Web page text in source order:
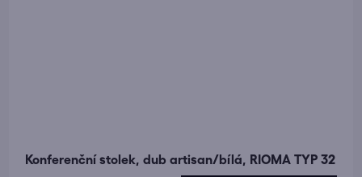
Konferenční stolek, dub artisan/bílá, RIOMA TYP 32